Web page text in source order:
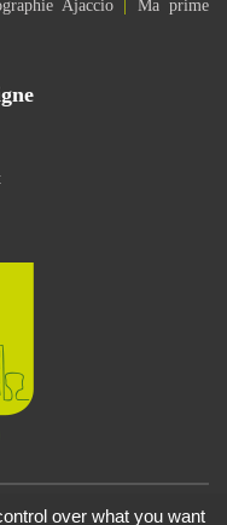
Ajaccio| Ma prime
over what you want